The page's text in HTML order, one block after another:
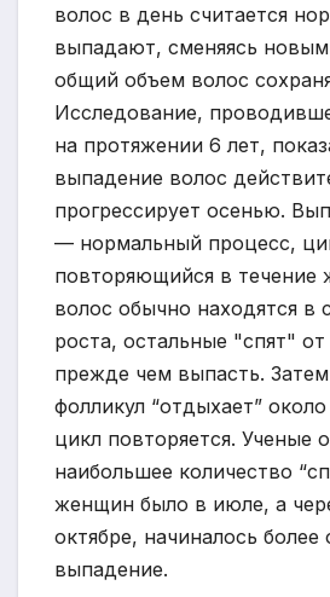
волос в день считается
выпадают, сменяясь
общий объем волос
Исследование,
на протяжении 6 лет,
выпадение волос
прогрессирует осенью.
— нормальный процесс,
повторяющийся в течение
волос обычно находятся в
роста, остальные "спят"
прежде чем выпасть.
фолликул “отдыхает”
цикл повторяется. Ученые
наибольшее количество
женщин было в июле, а
октябре, начиналось более
выпадение.